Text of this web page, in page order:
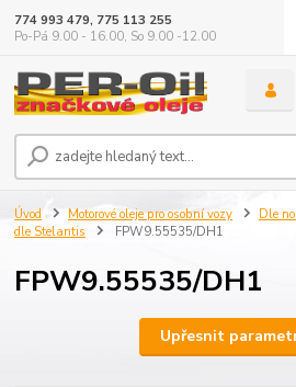
774 993 479, 775 113 255
Po-Pá 9.00 - 16.00, So 9.00 -12.00
Úvod Motorové oleje pro osobní vozy Dle
dle Stelantis
FPW9.55535/DH1
FPW9.55535/DH1
Upřesnit